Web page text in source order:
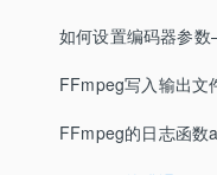
MSVC编译静态库—
快速上手vs2019—
MSVC封装静态库—
Java项目的构建过程
Java开发环境搭建
编译运行单个Java文
如何设置编码器参
FFmpeg写入输出文
FFmpeg的日志函数